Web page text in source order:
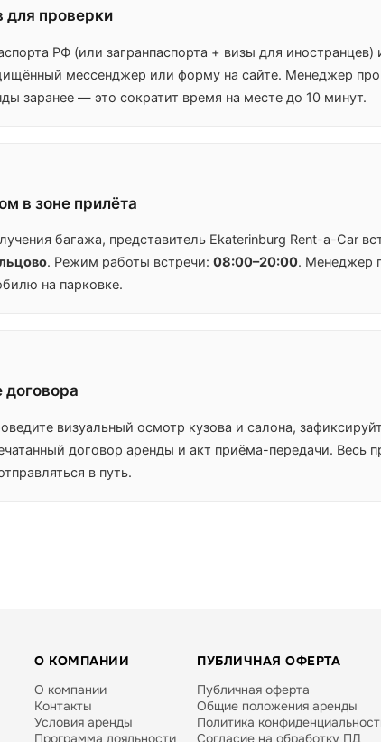
для проверки
РФ (или загранпаспорта + визы для иностранцев)
мессенджер или форму на сайте. Менеджер
заранее — это сократит время на месте до 10 минут.
в зоне прилёта
багажа, представитель Ekaterinburg Rent-a-Car
. Режим работы встречи: 08:00–20:00. Менеджер
на парковке.
договора
визуальный осмотр кузова и салона,
договор аренды и акт приёма-передачи. Весь
в путь.
О КОМПАНИИ
О компании
Контакты
Условия аренды
Программа лояльности
ПУБЛИЧНАЯ ОФЕРТА
Публичная оферта
Общие положения аренды
Политика
Согласие на обработку ПД